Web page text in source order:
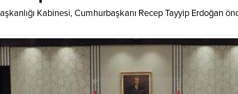
Kabinesi, Cumhurbaşkanı Recep Tayyip Erdoğan